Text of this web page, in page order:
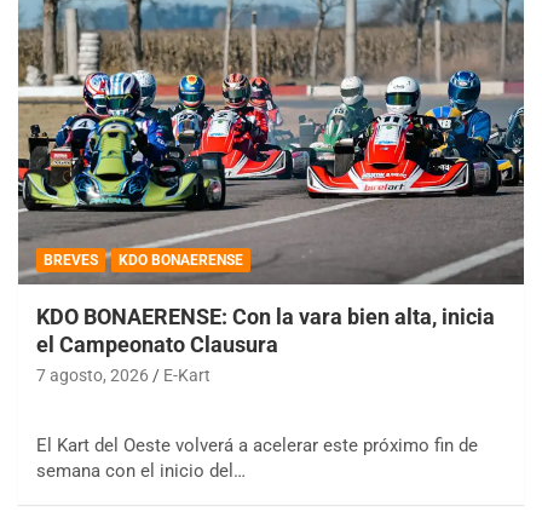
BREVES KDO BONAERENSE
KDO BONAERENSE: Con la vara bien alta, inicia
el Campeonato Clausura
7 agosto, 2026 E-Kart
El Kart del Oeste volverá a acelerar este próximo fin de
semana con el inicio del…